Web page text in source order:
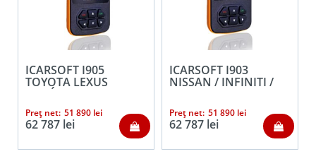
ICARSOFT I905
TOYOTA LEXUS
AUTÓDIAGNOSZTIKA
+OBDII
Preț net: 51 890 lei
62 787 lei
ICARSOFT I903
NISSAN / INFINITI /
AUTÓDIAGNOSZTIKA
+OBDII FUNKCIÓ
Preț net: 51 890 lei
62 787 lei